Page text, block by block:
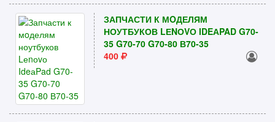
ЗАПЧАСТИ К МOДЕЛЯМ
НОУТБУКОВ LЕNОVО IDEАPAD G70-
35 G70-70 G70-80 В70-35
400